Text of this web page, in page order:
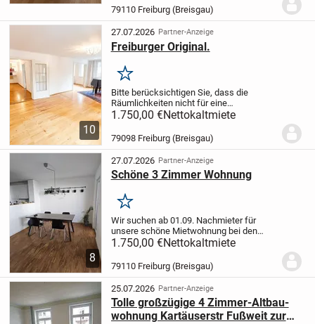
eine praktische und gemütliche
Unterkunft suchen. Durch...
79110 Freiburg (Breisgau)
10
27.07.2026 Partner-Anzeige
Freiburger Original.
Merken
Bitte berücksichtigen Sie, dass die
Räumlichkeiten nicht für eine
Wohngemeinschaft geeignet sind.
außergewöhnliche Wohnung befindet
sich in einem stilvollen Wohn- und
Geschäftshaus in absoluter...
1.750,00 €Nettokaltmiete
79098 Freiburg (Breisgau)
8
27.07.2026 Partner-Anzeige
Schöne 3 Zimmer Wohnung
Merken
Wir suchen ab 01.09. Nachmieter für
unsere schöne Mietwohnung bei den
Westarkaden. Aus beruflichen Gründen
wir unmöbliert vermietet, die Küche gehört
zur Wohnung...
1.750,00 €Nettokaltmiete
79110 Freiburg (Breisgau)
25.07.2026 Partner-Anzeige
Tolle großzügige 4 Zimmer-Altbau-
wohnung Kartäuserstr Fußweit zur